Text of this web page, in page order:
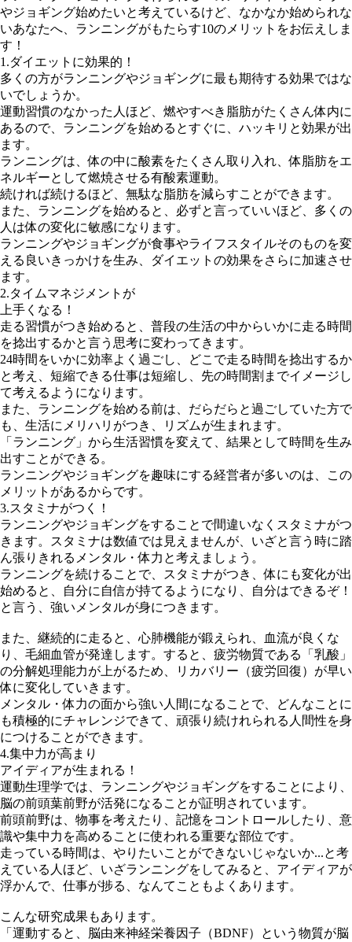
やジョギング始めたいと考えているけど、なかなか始められな
いあなたへ、ランニングがもたらす10のメリットをお伝えしま
す！
1.ダイエットに効果的！
多くの方がランニングやジョギングに最も期待する効果ではな
いでしょうか。
運動習慣のなかった人ほど、燃やすべき脂肪がたくさん体内に
あるので、ランニングを始めるとすぐに、ハッキリと効果が出
ます。
ランニングは、体の中に酸素をたくさん取り入れ、体脂肪をエ
ネルギーとして燃焼させる有酸素運動。
続ければ続けるほど、無駄な脂肪を減らすことができます。
また、ランニングを始めると、必ずと言っていいほど、多くの
人は体の変化に敏感になります。
ランニングやジョギングが食事やライフスタイルそのものを変
える良いきっかけを生み、ダイエットの効果をさらに加速させ
ます。
2.タイムマネジメントが
上手くなる！
走る習慣がつき始めると、普段の生活の中からいかに走る時間
を捻出するかと言う思考に変わってきます。
24時間をいかに効率よく過ごし、どこで走る時間を捻出するか
と考え、短縮できる仕事は短縮し、先の時間割までイメージし
て考えるようになります。
また、ランニングを始める前は、だらだらと過ごしていた方で
も、生活にメリハリがつき、リズムが生まれます。
「ランニング」から生活習慣を変えて、結果として時間を生み
出すことができる。
ランニングやジョギングを趣味にする経営者が多いのは、この
メリットがあるからです。
3.スタミナがつく！
ランニングやジョギングをすることで間違いなくスタミナがつ
きます。スタミナは数値では見えませんが、いざと言う時に踏
ん張りきれるメンタル・体力と考えましょう。
ランニングを続けることで、スタミナがつき、体にも変化が出
始めると、自分に自信が持てるようになり、自分はできるぞ！
と言う、強いメンタルが身につきます。
また、継続的に走ると、心肺機能が鍛えられ、血流が良くな
り、毛細血管が発達します。すると、疲労物質である「乳酸」
の分解処理能力が上がるため、リカバリー（疲労回復）が早い
体に変化していきます。
メンタル・体力の面から強い人間になることで、どんなことに
も積極的にチャレンジできて、頑張り続けれられる人間性を身
につけることができます。
4.集中力が高まり
アイディアが生まれる！
運動生理学では、ランニングやジョギングをすることにより、
脳の前頭葉前野が活発になることが証明されています。
前頭前野は、物事を考えたり、記憶をコントロールしたり、意
識や集中力を高めることに使われる重要な部位です。
走っている時間は、やりたいことができないじゃないか...と考
えている人ほど、いざランニングをしてみると、アイディアが
浮かんで、仕事が捗る、なんてこともよくあります。
こんな研究成果もあります。
「運動すると、脳由来神経栄養因子（BDNF）という物質が脳